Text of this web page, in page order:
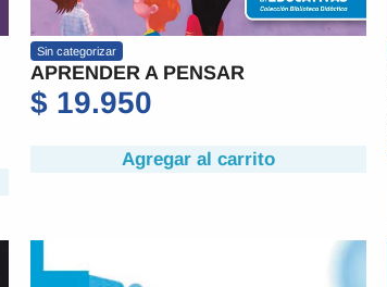
Sin categorizar
APRENDER A PENSAR
$ 19.950
Agregar al carrito